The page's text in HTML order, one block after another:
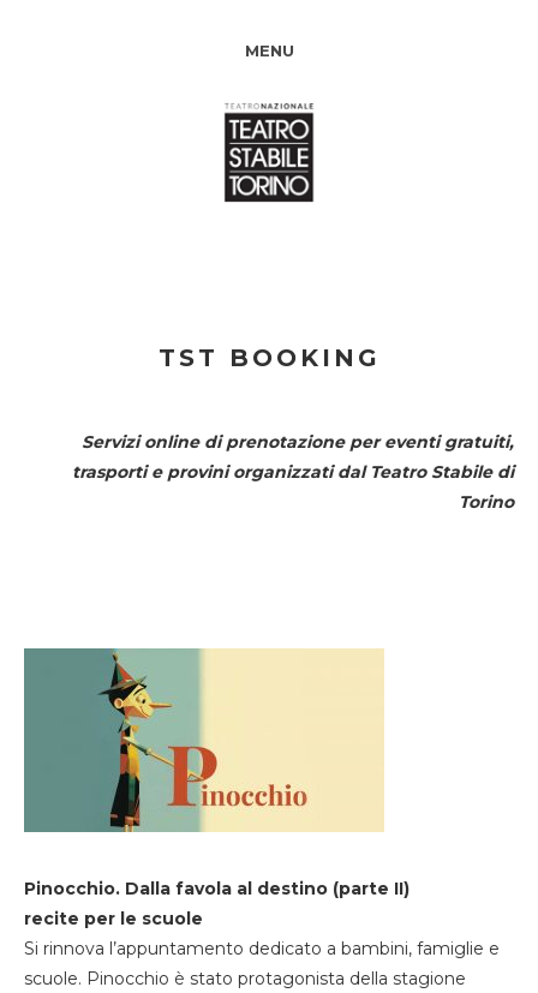
MENU
TST BOOKING
Servizi online di prenotazione per eventi gratuiti,
trasporti e provini organizzati dal Teatro Stabile di
Torino
Pinocchio. Dalla favola al destino (parte II)
recite per le scuole
Si rinnova l’appuntamento dedicato a bambini, famiglie e
scuole. Pinocchio è stato protagonista della stagione